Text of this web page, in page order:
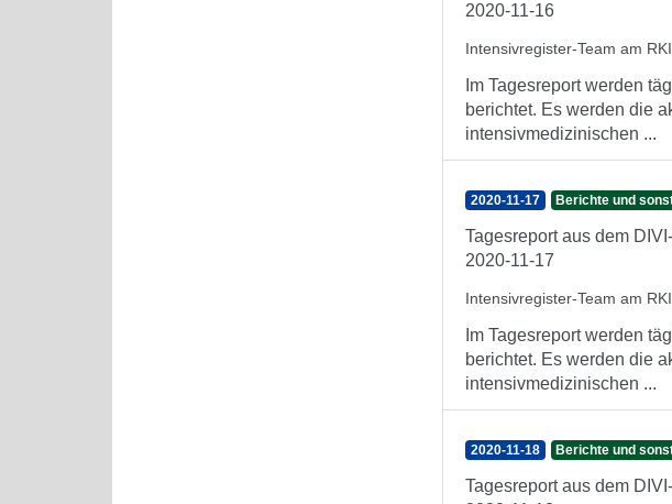
2020-11-16
Intensivregister-Team am RKI
Im Tagesreport werden
berichtet. Es werden die
intensivmedizinischen ...
2020-11-17 Berichte und
Tagesreport aus dem
2020-11-17
Intensivregister-Team am RKI
Im Tagesreport werden
berichtet. Es werden die
intensivmedizinischen ...
2020-11-18 Berichte und
Tagesreport aus dem